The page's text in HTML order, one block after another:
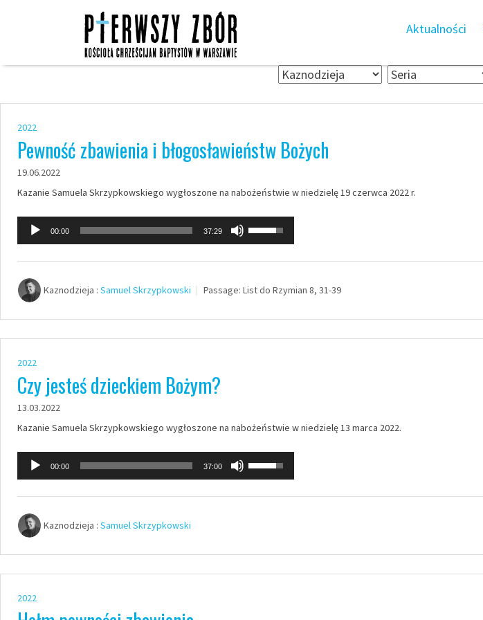
Aktualności
2022
Pewność zbawienia i błogosławieństw Bożych
19.06.2022
Kazanie Samuela Skrzypkowskiego wygłoszone na nabożeństwie w niedzielę 19 czerwca 2022 r.
Odtwarzacz
plików
dźwiękowych
00:00 37:29
Używaj
strzałek
do
do
dołu
głośność.
Kaznodzieja : Samuel Skrzypkowski Passage: List do Rzymian 8, 31-39
2022
Czy jesteś dzieckiem Bożym?
13.03.2022
Kazanie Samuela Skrzypkowskiego wygłoszone na nabożeństwie w niedzielę 13 marca 2022.
Odtwarzacz
plików
dźwiękowych
00:00 37:00
Używaj
strzałek
do
do
dołu
Kaznodzieja : Samuel Skrzypkowski
2022